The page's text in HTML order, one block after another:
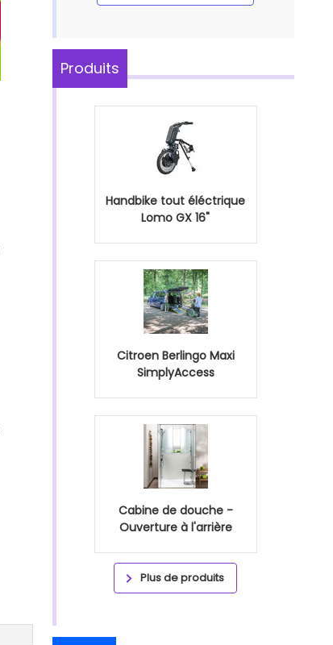
Produits
Handbike tout éléctrique
Lomo GX 16"
Citroen Berlingo Maxi
SimplyAccess
Cabine de douche -
Ouverture à l'arrière
Plus de produits